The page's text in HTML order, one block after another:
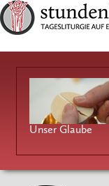
Unser Glaube